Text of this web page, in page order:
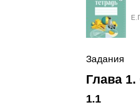
Задания
Глава
1.1